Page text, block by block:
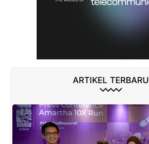
ARTIKEL TERBARU